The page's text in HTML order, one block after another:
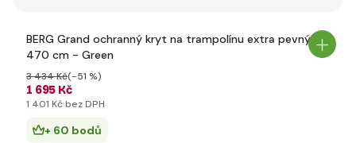
BERG Grand ochranný kryt na trampolínu extra pevný
470 cm - Green
1 695 Kč
3 434 Kč(-51 %)
1 401 Kč bez DPH
+ 60 bodů